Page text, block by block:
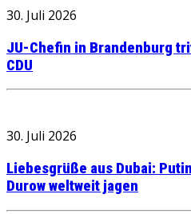
30. Juli 2026
JU-Chefin in Brandenburg
CDU
30. Juli 2026
Liebesgrüße aus Dubai:
Durow weltweit jagen